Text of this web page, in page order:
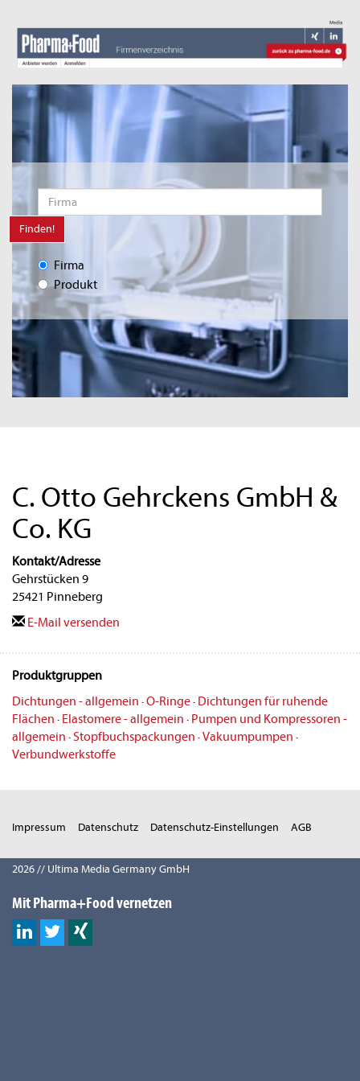
Finden!
Firma
Produkt
C. Otto Gehrckens GmbH &
Co. KG
Kontakt/Adresse
Gehrstücken 9
25421 Pinneberg
E-Mail versenden
Produktgruppen
Dichtungen - allgemein ·O-Ringe· Dichtungen für ruhende
Flächen · Elastomere - allgemein · Pumpen und Kompressoren -
allgemein · Stopfbuchspackungen ·Vakuumpumpen ·
Verbundwerkstoffe
Impressum Datenschutz Datenschutz-Einstellungen AGB
2026 // Ultima Media Germany GmbH
Mit Pharma+Food vernetzen